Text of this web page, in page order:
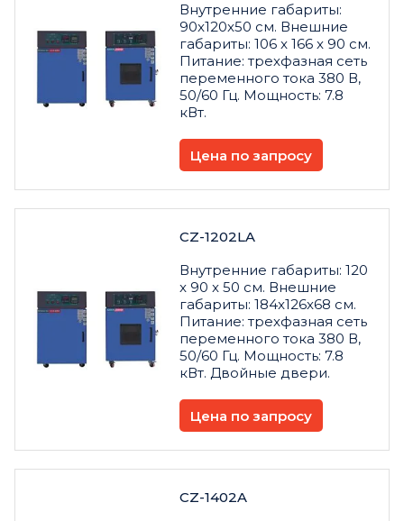
Внутренние габариты:
90x120x50 см. Внешние
габариты: 106 x 166 x 90 см.
Питание: трехфазная сеть
переменного тока 380 В,
50/60 Гц. Мощность: 7.8
кВт.
Цена по запросу
CZ-1202LA
Внутренние габариты: 120
x 90 x 50 см. Внешние
габариты: 184x126x68 см.
Питание: трехфазная сеть
переменного тока 380 В,
50/60 Гц. Мощность: 7.8
кВт. Двойные двери.
Цена по запросу
CZ-1402A